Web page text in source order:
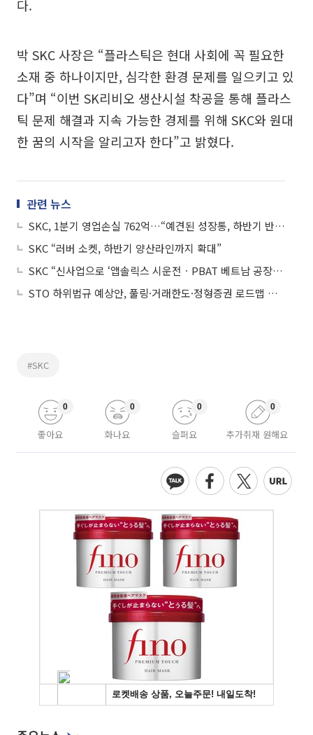
다.
박 SKC 사장은 “플라스틱은 현대 사회에 꼭 필요한
소재 중 하나이지만, 심각한 환경 문제를 일으키고 있
다”며 “이번 SK리비오 생산시설 착공을 통해 플라스
틱 문제 해결과 지속 가능한 경제를 위해 SKC와 원대
한 꿈의 시작을 알리고자 한다”고 밝혔다.
관련 뉴스
SKC, 1분기 영업손실 762억…“예견된 성장통, 하반기 반등”
SKC “러버 소켓, 하반기 양산라인까지 확대”
SKC “신사업으로 ‘앱솔릭스 시운전ㆍPBAT 베트남 공장 건설’ 추진 중”
STO 하위법규 예상안, 풀링·거래한도·정형증권 로드맵 제시
#SKC
좋아요
0
화나요
0
슬퍼요
0
추가취재 원해요
0